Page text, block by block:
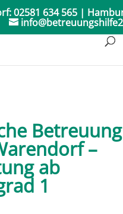
02581 634 565 |
–
ab
1